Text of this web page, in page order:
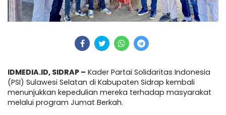
IDMEDIA.ID, SIDRAP – Kader Partai Solidaritas Indonesia
(PSI) Sulawesi Selatan di Kabupaten Sidrap kembali
menunjukkan kepedulian mereka terhadap masyarakat
melalui program Jumat Berkah.